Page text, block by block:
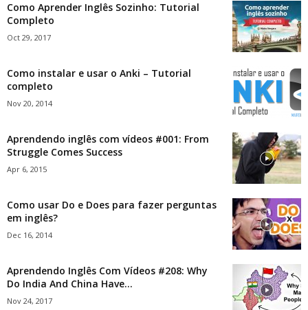
Como Aprender Inglês Sozinho: Tutorial
Completo
Oct 29, 2017
Como instalar e usar o Anki – Tutorial
completo
Nov 20, 2014
Aprendendo inglês com vídeos #001: From
Struggle Comes Success
Apr 6, 2015
Como usar Do e Does para fazer perguntas
em inglês?
Dec 16, 2014
Aprendendo Inglês Com Vídeos #208: Why
Do India And China Have...
Nov 24, 2017